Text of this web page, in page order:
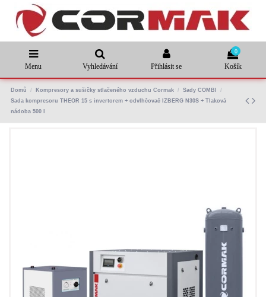
Menu Vyhledávání Přihlásit se
0
Košík
Domů Kompresory a sušičky stlačeného vzduchu Cormak
Sady COMBI
Sada kompresoru THEOR 15 s invertorem + odvlhčovač IZBERG N30S + Tlaková
nádoba 500 l